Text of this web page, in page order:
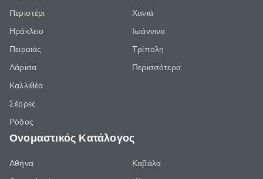
Περιστέρι
Ηράκλειο
Πειραιάς
Λάρισα
Καλλιθέα
Σέρρες
Ρόδος
Χανιά
Ιωάννινα
Τρίπολη
Περισσότερα
Ονομαστικός Κατάλογος
Αθήνα
Καβάλα